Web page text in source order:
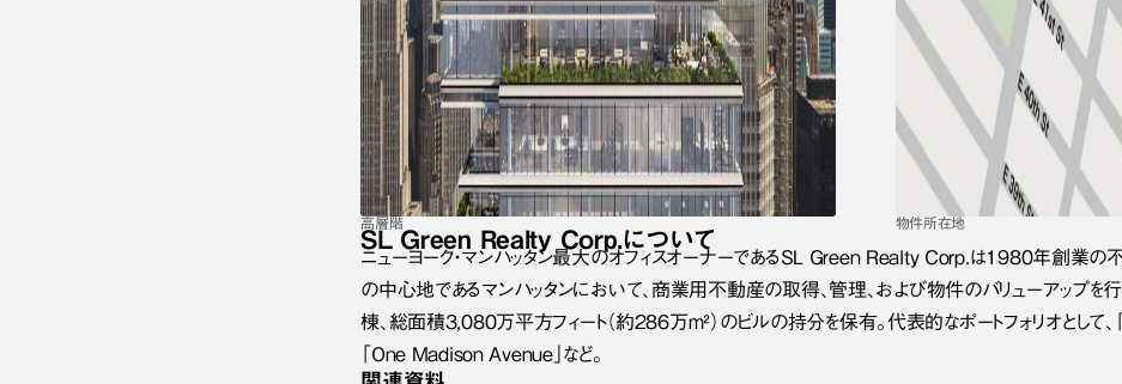
高層階 物件所在地
SL Green Realty Corp.について
ニューヨーク・マンハッタン最大のオフィスオーナーであるSL Green Realty Corp.は1980年創業
の中心地であるマンハッタンにおいて、商業用不動産の取得、管理、および物件のバリューアップ
棟、総面積3,080万平方フィート（約286万m²）のビルの持分を保有。代表的なポートフォリオとして
「One Madison Avenue」など。